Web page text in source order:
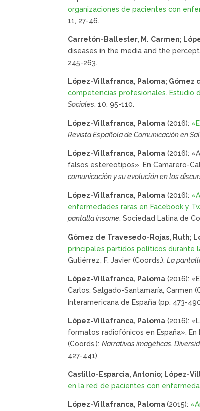
organizaciones de pacientes con
11, 27-46.
Carretón-Ballester, M. Carmen;
diseases in the media and the
245-263.
López-Villafranca, Paloma; Gómez
competencias profesionales. Estudio
Sociales, 10, 95-110.
López-Villafranca, Paloma (2016):
Revista Española de Comunicación en
López-Villafranca, Paloma (2016):
falsos estereotipos». En Camarero-
comunicación y su evolución en los
López-Villafranca, Paloma (2016):
enfermedades raras en Facebook y
pantalla insome. Sociedad Latina de
Gómez de Travesedo-Rojas, Ruth;
principales partidos políticos durante
Gutiérrez, F. Javier (Coords.):La
López-Villafranca, Paloma (2016):
Carlos; Salgado-Santamaría, Carmen
Interamericana de España (pp. 473-
López-Villafranca, Paloma (2016):
formatos radiofónicos en España». En
(Coords.):Narrativas imagéticas.
427-441).
Castillo-Esparcia, Antonio; López-
en la red de pacientes con
López-Villafranca, Paloma(2015):